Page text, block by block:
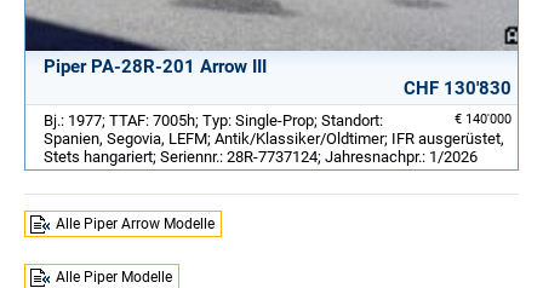
Piper PA-28R-201 Arrow III
CHF 130'830
€ 140'000
Bj.: 1977; TTAF: 7005h; Typ: Single-Prop; Standort:
Spanien, Segovia, LEFM; Antik/Klassiker/Oldtimer; IFR ausgerüstet,
Stets hangariert; Seriennr.: 28R-7737124; Jahresnachpr.: 1/2026
Alle Piper Arrow Modelle
Alle Piper Modelle